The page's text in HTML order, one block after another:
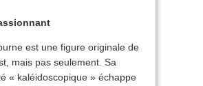
est une figure originale de
mais pas seulement. Sa
« kaléidoscopique » échappe